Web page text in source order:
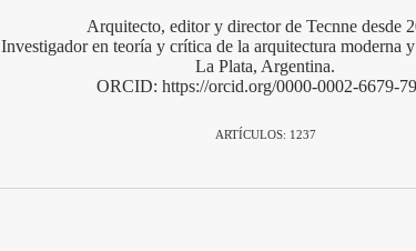
Arquitecto, editor y director de Tecnne desde
Investigador en teoría y crítica de la arquitectura moderna
La Plata, Argentina.
ORCID: https://orcid.org/0000-0002-6679-
ARTÍCULOS: 1237